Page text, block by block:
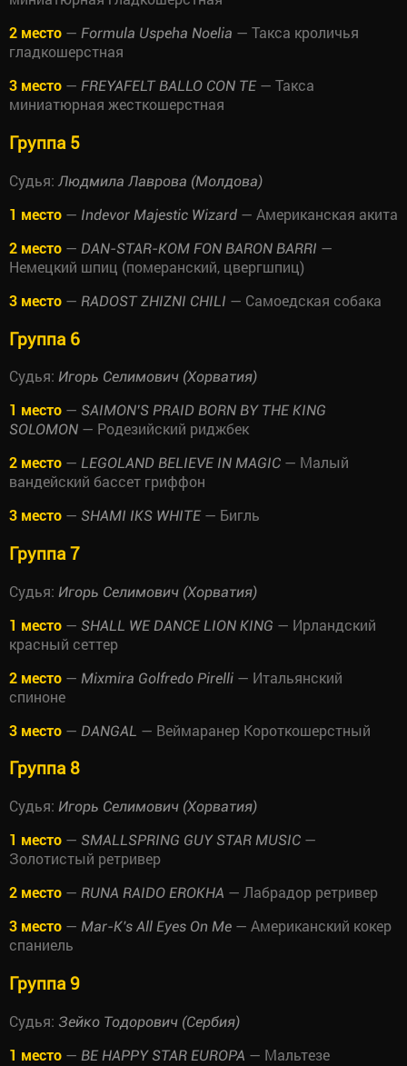
2 место — Formula Uspeha Noelia — Такса кроличья
гладкошерстная
3 место — FREYAFELT BALLO CON TE — Такса
миниатюрная жесткошерстная
Группа 5
Судья: Людмила Лаврова (Молдова)
1 место — Indevor Majestic Wizard — Американская акита
2 место — DAN-STAR-KOM FON BARON BARRI —
Немецкий шпиц (померанский, цвергшпиц)
3 место — RADOST ZHIZNI CHILI — Самоедская собака
Группа 6
Судья: Игорь Селимович (Хорватия)
1 место — SAIMON’S PRAID BORN BY THE KING
SOLOMON — Родезийский риджбек
2 место — LEGOLAND BELIEVE IN MAGIC — Малый
вандейский бассет гриффон
3 место — SHAMI IKS WHITE — Бигль
Группа 7
Судья: Игорь Селимович (Хорватия)
1 место — SHALL WE DANCE LION KING — Ирландский
красный сеттер
2 место — Mixmira Golfredo Pirelli — Итальянский
спиноне
3 место — DANGAL — Веймаранер Короткошерстный
Группа 8
Судья: Игорь Селимович (Хорватия)
1 место — SMALLSPRING GUY STAR MUSIC —
Золотистый ретривер
2 место — RUNA RAIDO EROKHA — Лабрадор ретривер
3 место — Mar-K's All Eyes On Me — Американский кокер
спаниель
Группа 9
Судья: Зейко Тодорович (Сербия)
1 место — BE HAPPY STAR EUROPA — Мальтезе